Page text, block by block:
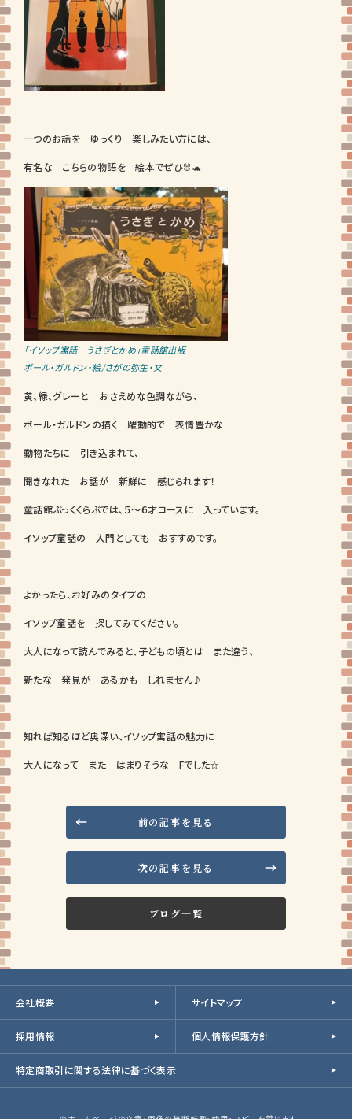
一つのお話を ゆっくり 楽しみたい方には、
有名な こちらの物語を 絵本でぜひ🐰🐢
「イソップ寓話 うさぎとかめ」童話館出版
ポール・ガルドン・絵/さがの弥生・文
黄、緑、グレーと おさえめな色調ながら、
ポール・ガルドンの描く 躍動的で 表情豊かな
動物たちに 引き込まれて、
聞きなれた お話が 新鮮に 感じられます！
童話館ぶっくくらぶでは、５～６才コースに 入っています。
イソップ童話の 入門としても おすすめです。
よかったら、お好みのタイプの
イソップ童話を 探してみてください。
大人になって読んでみると、子どもの頃とは また違う、
新たな 発見が あるかも しれません♪
知れば知るほど奥深い、イソップ寓話の魅力に
大人になって また はまりそうな Fでした☆
前の記事を見る
ブログ一覧
次の記事を見る
会社概要 サイトマップ
採用情報 個人情報保護方針
特定商取引に関する法律に基づく表示